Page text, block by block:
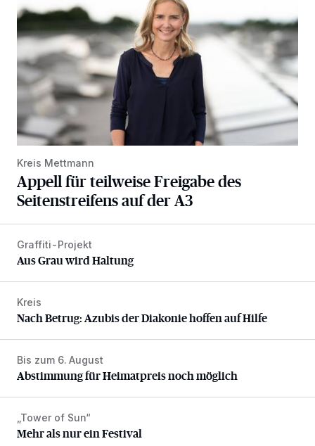
Kreis Mettmann
Appell für teilweise Freigabe des
Seitenstreifens auf der A3
Aus Grau wird Haltung
Graffiti-Projekt
Aus Grau wird Haltung
Nach Betrug: Azubis der Diakonie hoffen auf Hilfe
Kreis
Nach Betrug: Azubis der Diakonie hoffen auf Hilfe
Abstimmung für Heimatpreis noch möglich
Bis zum 6. August
Abstimmung für Heimatpreis noch möglich
Mehr als nur ein Festival
„Tower of Sun“
Mehr als nur ein Festival